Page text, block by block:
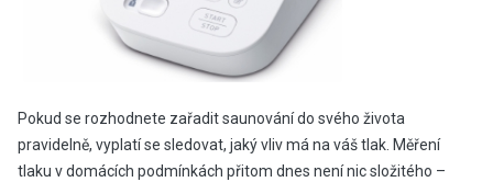
Pokud se rozhodnete zařadit saunování do svého života
pravidelně, vyplatí se sledovat, jaký vliv má na váš tlak. Měření
tlaku v domácích podmínkách přitom dnes není nic složitého –